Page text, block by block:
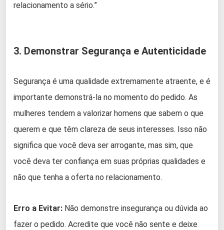
relacionamento a sério.”
3. Demonstrar Segurança e Autenticidade
Segurança é uma qualidade extremamente atraente, e é
importante demonstrá-la no momento do pedido. As
mulheres tendem a valorizar homens que sabem o que
querem e que têm clareza de seus interesses. Isso não
significa que você deva ser arrogante, mas sim, que
você deva ter confiança em suas próprias qualidades e
não que tenha a oferta no relacionamento.
Erro a Evitar: Não demonstre insegurança ou dúvida ao
fazer o pedido. Acredite que você não sente e deixe